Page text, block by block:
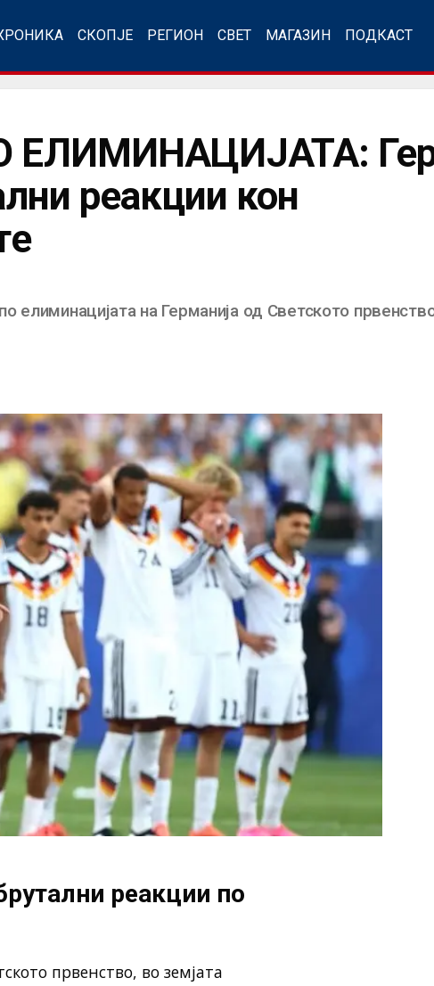
СКОПЈЕ РЕГИОН СВЕТ МАГАЗИН ПОДКАСТ
реакции кон
елиминацијата на Германија од Светското
реакции по
првенство, во земјата